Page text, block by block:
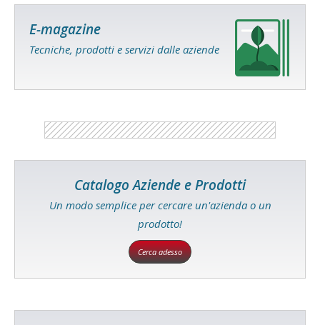
E-magazine
Tecniche, prodotti e servizi dalle aziende
Catalogo Aziende e Prodotti
Un modo semplice per cercare un'azienda o un
prodotto!
Cerca adesso